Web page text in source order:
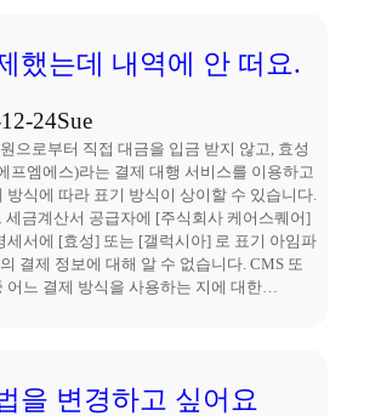
했는데 내역에 안 떠요.
24Sue
으로부터 직접 대금을 입금 받지 않고, 효성
프엠에스)라는 결제 대행 서비스를 이용하고
방식에 따라 표기 방식이 상이할 수 있습니다.
세금계산서 공급자에 [주식회사 케어스퀘어]
세서에 [효성] 또는 [갤럭시아] 로 표기 아임파
결제 정보에 대해 알 수 없습니다. CMS 또
어느 결제 방식을 사용하는 지에 대한…
을 변경하고 싶어요